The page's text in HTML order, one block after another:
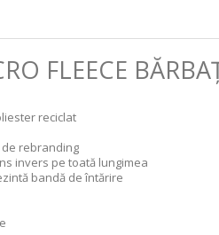
FLEECE
reciclat
rebranding
invers pe toată lungimea
bandă de întărire